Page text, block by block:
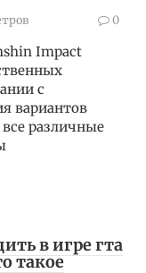
0
Impact
с
вариантов
различные
в игре гта
такое